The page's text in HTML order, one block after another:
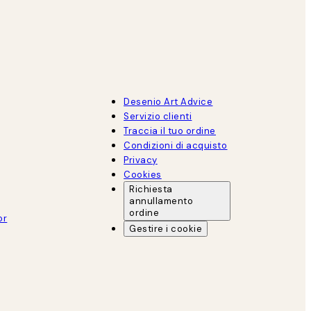
Desenio Art Advice
Servizio clienti
Traccia il tuo ordine
Condizioni di acquisto
Privacy
Cookies
Richiesta
annullamento
ordine
Gestire i cookie